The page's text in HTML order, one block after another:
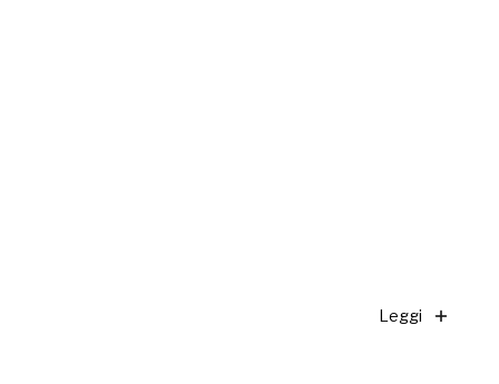
Leggi